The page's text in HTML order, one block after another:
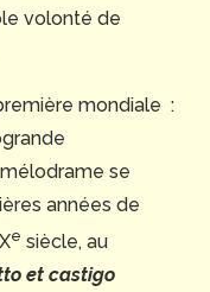
volonté de
mondiale :
mélodrame se
années de
e siècle, au
et castigo